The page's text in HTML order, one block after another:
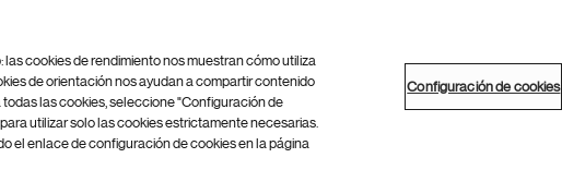
Configuración de cookies Mapa del sitio
cookies de rendimiento nos muestran cómo utiliza
de orientación nos ayudan a compartir contenido
las cookies, seleccione "Configuración de
utilizar solo las cookies estrictamente necesarias.
el enlace de configuración de cookies en la página
Configuración de cookies